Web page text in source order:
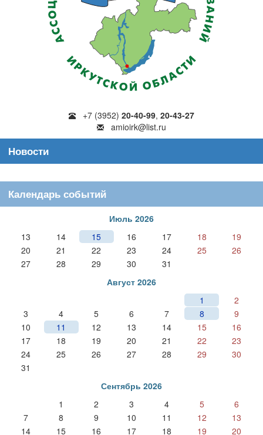
+7 (3952) 20-40-99, 20-43-27
amioirk@list.ru
Новости
Календарь событий
Июль 2026
13
14 15 16 17 18
19
20
21 22 23 24 25
26
27
28 29 30
31
Август 2026
1
2
3
4 5 6 7 8
9
10
11 12 13 14 15
16
17
18 19 20 21 22
23
24
25 26 27 28 29
30
31
Сентябрь 2026
1
2 3 4 5
6
7
8 9 10 11 12
13
14
15 16 17 18 19
20